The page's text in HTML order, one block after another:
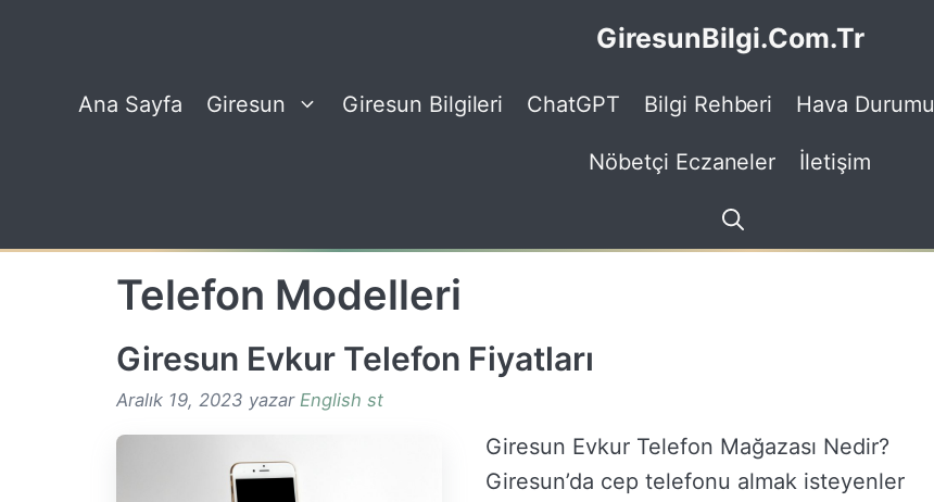
GiresunBilgi.Com.Tr
Ana Sayfa Giresun Giresun Bilgileri ChatGPT Bilgi Rehberi Hava Durumu
Nöbetçi Eczaneler İletişim
Telefon Modelleri
Giresun Evkur Telefon Fiyatları
Aralık 19, 2023 yazar English st
Giresun Evkur Telefon Mağazası Nedir?
Giresun’da cep telefonu almak isteyenler